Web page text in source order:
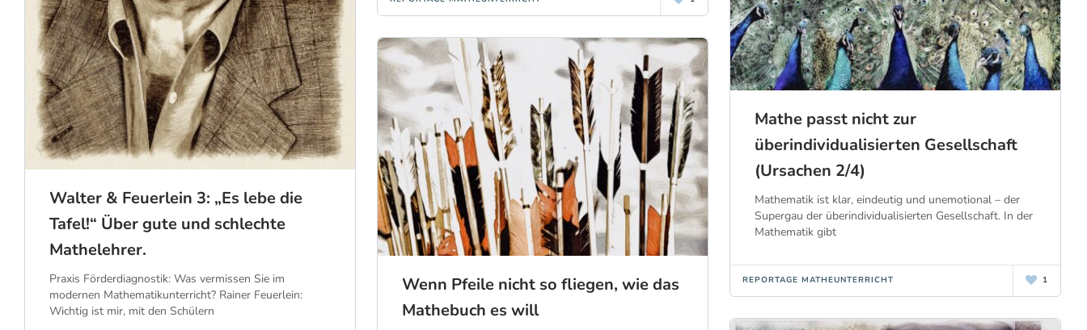
Walter & Feuerlein 3: „Es lebe die
Tafel!“ Über gute und schlechte
Mathelehrer.
Praxis Förderdiagnostik: Was vermissen Sie im
modernen Mathematikunterricht? Rainer Feuerlein:
Wichtig ist mir, mit den Schülern
Mathe passt nicht zur
überindividualisierten Gesellschaft
(Ursachen 2/4)
Mathematik ist klar, eindeutig und unemotional – der
Supergau der überindividualisierten Gesellschaft. In der
Mathematik gibt
REPORTAGE MATHEUNTERRICHT 1
Wenn Pfeile nicht so fliegen, wie das
Mathebuch es will